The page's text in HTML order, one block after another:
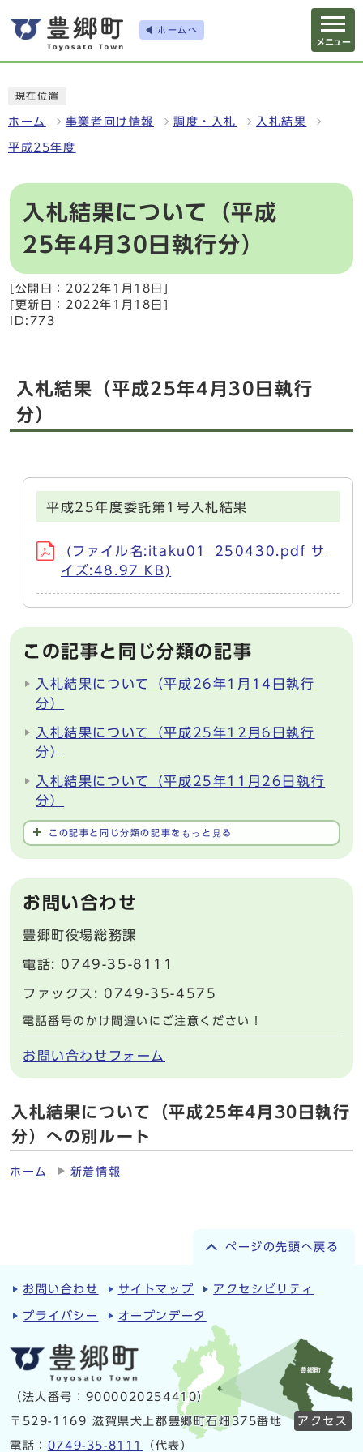
ホームへ
メニュー
現在位置
ホーム 事業者向け情報 調度・入札 入札結果
平成25年度
入札結果について（平成
25年4月30日執行分）
[公開日：2022年1月18日]
[更新日：2022年1月18日]
ID:773
入札結果（平成25年4月30日執行
分）
平成25年度委託第1号入札結果
(ファイル名:itaku01_250430.pdf サ
イズ:48.97 KB)
この記事と同じ分類の記事
入札結果について（平成26年1月14日執行
分）
入札結果について（平成25年12月6日執行
分）
入札結果について（平成25年11月26日執行
分）
この記事と同じ分類の記事をもっと見る
お問い合わせ
豊郷町役場総務課
電話: 0749-35-8111
ファックス: 0749-35-4575
電話番号のかけ間違いにご注意ください！
お問い合わせフォーム
入札結果について（平成25年4月30日執行
分）への別ルート
ホーム 新着情報
ページの先頭へ戻る
お問い合わせ サイトマップ アクセシビリティ
プライバシー オープンデータ
（法人番号：9000020254410）
〒529-1169 滋賀県犬上郡豊郷町石畑375番地 アクセス
電話： 0749-35-8111 （代表）